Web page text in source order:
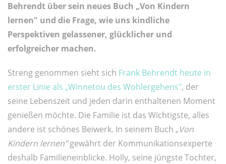
Behrendt über sein neues Buch „Von Kindern
lernen" und die Frage, wie uns kindliche
Perspektiven gelassener, glücklicher und
erfolgreicher machen.
Streng genommen sieht sich Frank Behrendt heute in
erster Linie als „Winnetou des Wohlergehens", der
seine Lebenszeit und jeden darin enthaltenen Moment
genießen möchte. Die Familie ist das Wichtigste, alles
andere ist schönes Beiwerk. In seinem Buch „Von
Kindern lernen"gewährt der Kommunikationsexperte
deshalb Familieneinblicke. Holly, seine jüngste Tochter,